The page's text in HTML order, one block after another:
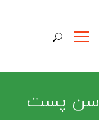
سن پست